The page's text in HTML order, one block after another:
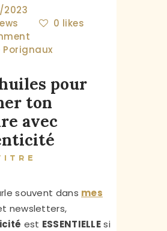
2023
0 likes
Porignaux
pour
ton
avec
souvent dans mes
newsletters,
est ESSENTIELLEsi